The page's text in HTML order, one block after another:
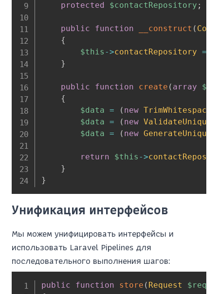
protected
$contactRepository ;
public function __construct (
{
$this ->contactRepository =
}
public function create ( array
{
$data = ( new TrimWhitespace
$data = ( new
$data = ( new
return $this ->
}
}
Унификация интерфейсов
Мы можем унифицировать интерфейсы и
использовать Laravel Pipelines для
последовательного выполнения шагов:
public function store ( Request